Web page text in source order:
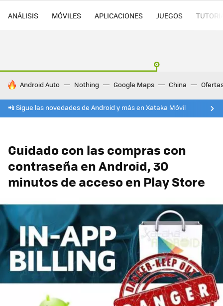
ANÁLISIS MÓVILES APLICACIONES JUEGOS
HOY SE HABLA DE
Android Auto Nothing Google Maps China
📲 Sigue las novedades de Android y más en Xataka Móvil
Cuidado con las compras con
contraseña en Android, 30
minutos de acceso en Play Store